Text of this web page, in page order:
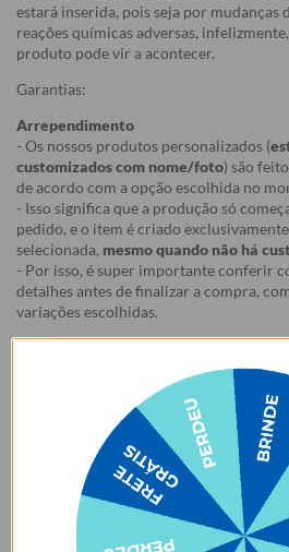
estará inserida, pois seja por mudanças
reações químicas adversas,
produto pode vir a acontecer.
Garantias:
Arrependimento
- Os nossos produtos personalizados (
customizados com nome/foto) são
de acordo com a opção escolhida no
- Isso significa que a produção só
pedido, e o item é criado
selecionada, mesmo quando não há
- Por isso, é super importante conferir
detalhes antes de finalizar a compra,
variações escolhidas.
cancelamentos ou alterações, pois o
- Descascamento: 6 meses;
- Amarelamento: 6 meses;
- Demais defeitos de fábrica: 3 meses.